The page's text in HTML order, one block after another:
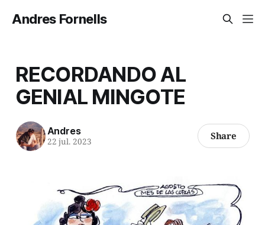
Andres Fornells
RECORDANDO AL
GENIAL MINGOTE
Andres
22 jul. 2023 Share